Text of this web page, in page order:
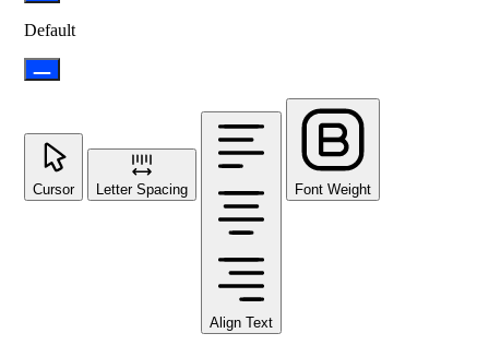
Default
Cursor Letter Spacing
Align Text
Font Weight